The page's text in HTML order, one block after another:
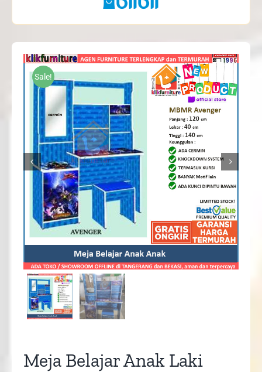
Sale!
 
Meja Belajar Anak Laki